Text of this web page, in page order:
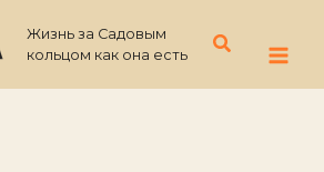
Жизнь за Садовым
кольцом как она есть
Поиск